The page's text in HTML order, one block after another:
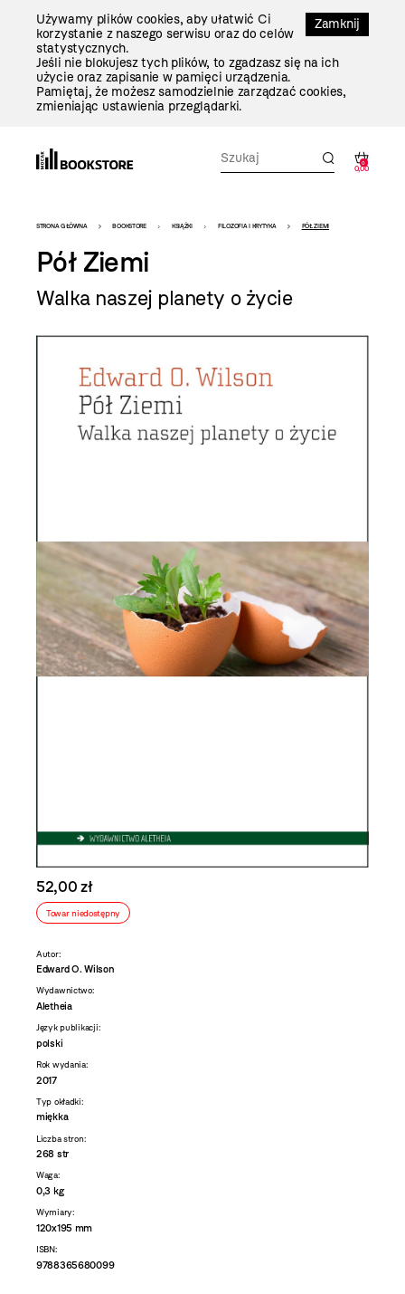
Zamknij
Używamy plików cookies, aby ułatwić Ci
korzystanie z naszego serwisu oraz do celów
statystycznych.
Jeśli nie blokujesz tych plików, to zgadzasz się na ich
użycie oraz zapisanie w pamięci urządzenia.
Pamiętaj, że możesz samodzielnie zarządzać cookies,
zmieniając ustawienia przeglądarki.
0
0,00
Bookstore
-
szablon
szczegóły
STRONA GŁÓWNA BOOKSTORE KSIĄŻKI FILOZOFIA I KRYTYKA PÓŁ ZIEMI
Pół Ziemi
Walka naszej planety o życie
52,00 zł
Towar niedostępny
Autor:
Edward O. Wilson
Wydawnictwo:
Aletheia
Język publikacji:
polski
Rok wydania:
2017
Typ okładki:
miękka
Liczba stron:
268 str
Waga:
0,3 kg
Wymiary:
120x195 mm
ISBN:
9788365680099